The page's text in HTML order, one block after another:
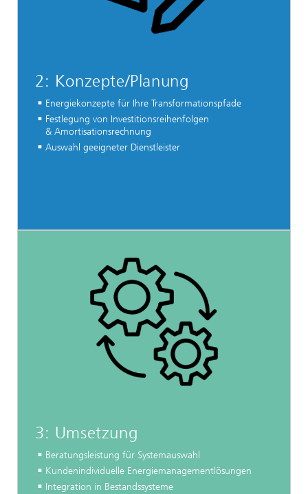
2: Konzepte/Planung
Energiekonzepte für Ihre Transformationspfade
Festlegung von Investitionsreihenfolgen
& Amortisationsrechnung
Auswahl geeigneter Dienstleister
3: Umsetzung
Beratungsleistung für Systemauswahl
Kundenindividuelle Energiemanagementlösungen
Integration in Bestandssysteme